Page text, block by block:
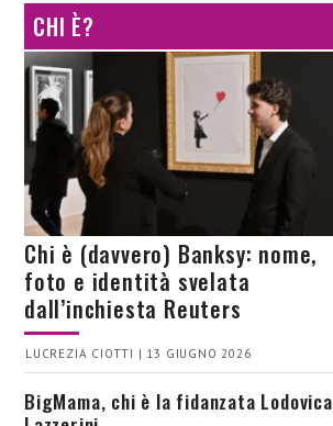
CHI È?
Chi è (davvero) Banksy: nome,
foto e identità svelata
dall’inchiesta Reuters
LUCREZIA CIOTTI | 13 GIUGNO 2026
BigMama, chi è la fidanzata Lodovica